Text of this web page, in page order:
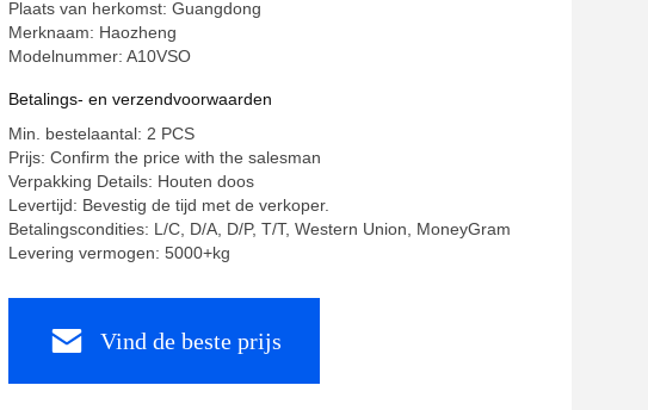
Plaats van herkomst: Guangdong
Merknaam: Haozheng
Modelnummer: A10VSO
Betalings- en verzendvoorwaarden
Min. bestelaantal: 2 PCS
Prijs: Confirm the price with the salesman
Verpakking Details: Houten doos
Levertijd: Bevestig de tijd met de verkoper.
Betalingscondities: L/C, D/A, D/P, T/T, Western Union, MoneyGram
Levering vermogen: 5000+kg
Vind de beste prijs